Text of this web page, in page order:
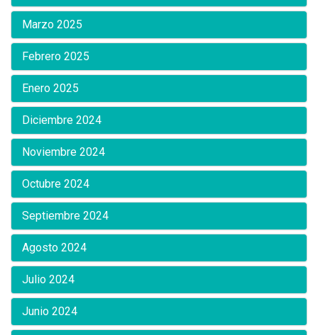
Marzo 2025
Febrero 2025
Enero 2025
Diciembre 2024
Noviembre 2024
Octubre 2024
Septiembre 2024
Agosto 2024
Julio 2024
Junio 2024